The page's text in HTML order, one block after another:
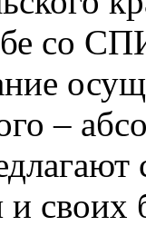
со
–
и